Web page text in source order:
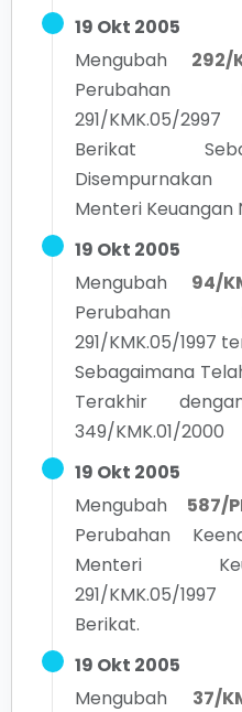
19 Okt 2005
Mengubah
292/
Perubahan
291/KMK.05/
Berikat
Menteri Keuangan
19 Okt 2005
Mengubah
94/
Perubahan
291/KMK.05/1997
Sebagaimana
Terakhir
349/KMK.01/2000
19 Okt 2005
Mengubah
587/
Perubahan
Menteri
291/KMK.05/
Berikat.
19 Okt 2005
Mengubah
37/